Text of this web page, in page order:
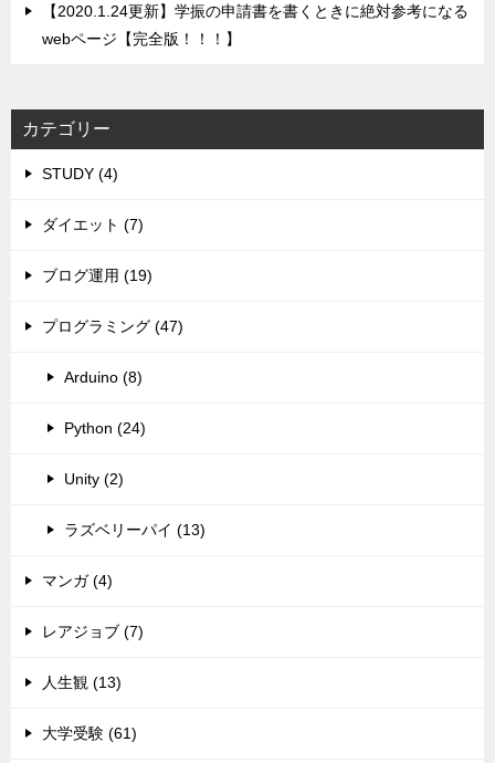
【2020.1.24更新】学振の申請書を書くときに絶対参考になる
webページ【完全版！！！】
カテゴリー
STUDY (4)
ダイエット (7)
ブログ運用 (19)
プログラミング (47)
Arduino (8)
Python (24)
Unity (2)
ラズベリーパイ (13)
マンガ (4)
レアジョブ (7)
人生観 (13)
大学受験 (61)